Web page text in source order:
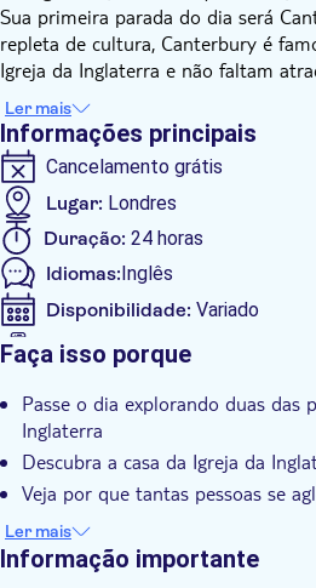
Sua primeira parada do dia será
repleta de cultura, Canterbury é
Igreja da Inglaterra e não faltam
seguida, você seguirá para Dover,
Dover e os icônicos Penhascos de
visitantes todos os dias!
Ler mais
Informações principais
Cancelamento grátis
Lugar: Londres
Duração: 24 horas
Idiomas:Inglês
Disponibilidade: Variado
Se aceita o bilhete digital
Confirmação instantânea
Taxas de entrada incluídas
Tour guiado
Subject expert guide
Voucher eletrônico
Faça isso porque
Passe o dia explorando duas das
Inglaterra
Descubra a casa da Igreja da
Veja por que tantas pessoas se
deslumbrantes penhascos de Dover
Ler mais
Informação importante